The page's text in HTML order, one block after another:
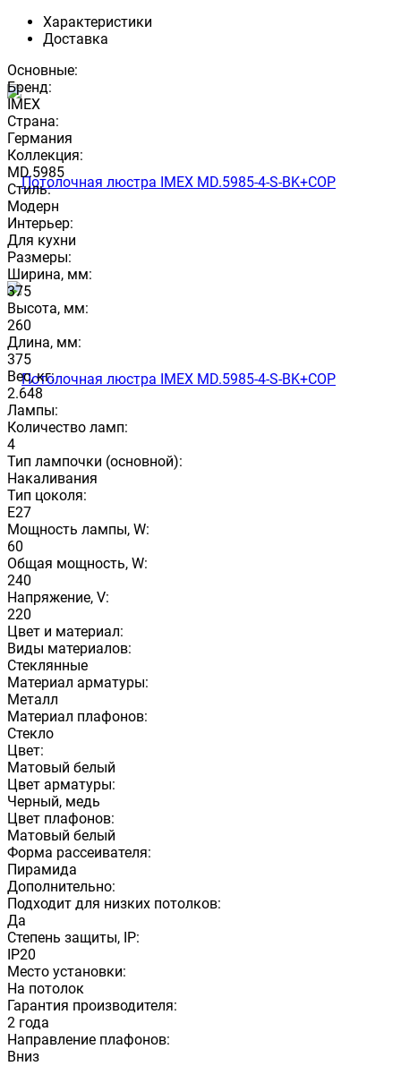
Характеристики
Доставка
Основные:
Бренд:
IMEX
Страна:
Германия
Коллекция:
MD.5985
Стиль:
Модерн
Интерьер:
Для кухни
Размеры:
Ширина, мм:
375
Высота, мм:
260
Длина, мм:
375
Вес, кг:
2.648
Лампы:
Количество ламп:
4
Тип лампочки (основной):
Накаливания
Тип цоколя:
E27
Мощность лампы, W:
60
Общая мощность, W:
240
Напряжение, V:
220
Цвет и материал:
Виды материалов:
Стеклянные
Материал арматуры:
Металл
Материал плафонов:
Стекло
Цвет:
Матовый белый
Цвет арматуры:
Черный, медь
Цвет плафонов:
Матовый белый
Форма рассеивателя:
Пирамида
Дополнительно:
Подходит для низких потолков:
Да
Степень защиты, IP:
IP20
Место установки:
На потолок
Гарантия производителя:
2 года
Направление плафонов:
Вниз